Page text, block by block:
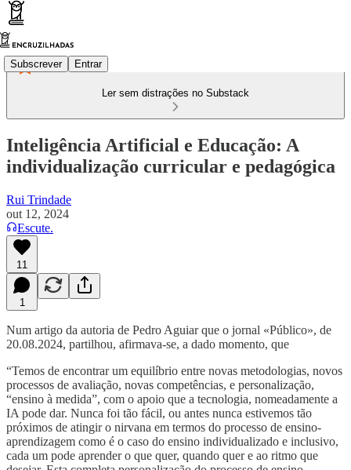
Subscrever Entrar
Ler sem distrações no Substack
Inteligência Artificial e Educação: A
individualização curricular e pedagógica
Rui Trindade
out 12, 2024
Escute.
11
1
Num artigo da autoria de Pedro Aguiar que o jornal «Público», de
20.08.2024, partilhou, afirmava-se, a dado momento, que
“Temos de encontrar um equilíbrio entre novas metodologias, novos
processos de avaliação, novas competências, e personalização,
“ensino à medida”, com o apoio que a tecnologia, nomeadamente a
IA pode dar. Nunca foi tão fácil, ou antes nunca estivemos tão
próximos de atingir o nirvana em termos do processo de ensino-
aprendizagem como é o caso do ensino individualizado e inclusivo,
cada um pode aprender o que quer, quando quer e ao ritmo que